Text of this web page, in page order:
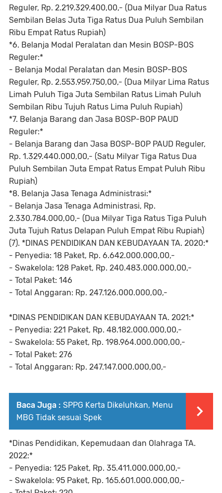
Reguler, Rp. 2.219.329.400,00,- (Dua Milyar Dua Ratus
Sembilan Belas Juta Tiga Ratus Dua Puluh Sembilan
Ribu Empat Ratus Rupiah)
*6. Belanja Modal Peralatan dan Mesin BOSP-BOS
Reguler:*
- Belanja Modal Peralatan dan Mesin BOSP-BOS
Reguler, Rp. 2.553.959.750,00,- (Dua Milyar Lima Ratus
Limah Puluh Tiga Juta Sembilan Ratus Limah Puluh
Sembilan Ribu Tujuh Ratus Lima Puluh Rupiah)
*7. Belanja Barang dan Jasa BOSP-BOP PAUD
Reguler:*
- Belanja Barang dan Jasa BOSP-BOP PAUD Reguler,
Rp. 1.329.440.000,00,- (Satu Milyar Tiga Ratus Dua
Puluh Sembilan Juta Empat Ratus Empat Puluh Ribu
Rupiah)
*8. Belanja Jasa Tenaga Administrasi:*
- Belanja Jasa Tenaga Administrasi, Rp.
2.330.784.000,00,- (Dua Milyar Tiga Ratus Tiga Puluh
Juta Tujuh Ratus Delapan Puluh Empat Ribu Rupiah)
(7). *DINAS PENDIDIKAN DAN KEBUDAYAAN TA. 2020:*
- Penyedia: 18 Paket, Rp. 6.642.000.000,00,-
- Swakelola: 128 Paket, Rp. 240.483.000.000,00,-
- Total Paket: 146
- Total Anggaran: Rp. 247.126.000.000,00,-
*DINAS PENDIDIKAN DAN KEBUDAYAAN TA. 2021:*
- Penyedia: 221 Paket, Rp. 48.182.000.000,00,-
- Swakelola: 55 Paket, Rp. 198.964.000.000,00,-
- Total Paket: 276
- Total Anggaran: Rp. 247.147.000.000,00,-
Baca Juga : SPPG Kerta Dikeluhkan, Menu
MBG Tidak sesuai Spek
*Dinas Pendidikan, Kepemudaan dan Olahraga TA.
2022:*
- Penyedia: 125 Paket, Rp. 35.411.000.000,00,-
- Swakelola: 95 Paket, Rp. 165.601.000.000,00,-